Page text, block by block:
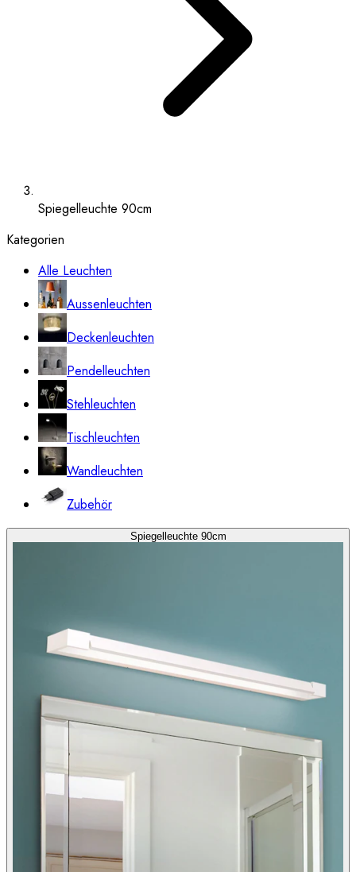
Spiegelleuchte 90cm
Kategorien
Alle Leuchten
Aussenleuchten
Deckenleuchten
Pendelleuchten
Stehleuchten
Tischleuchten
Wandleuchten
Zubehör
Spiegelleuchte 90cm